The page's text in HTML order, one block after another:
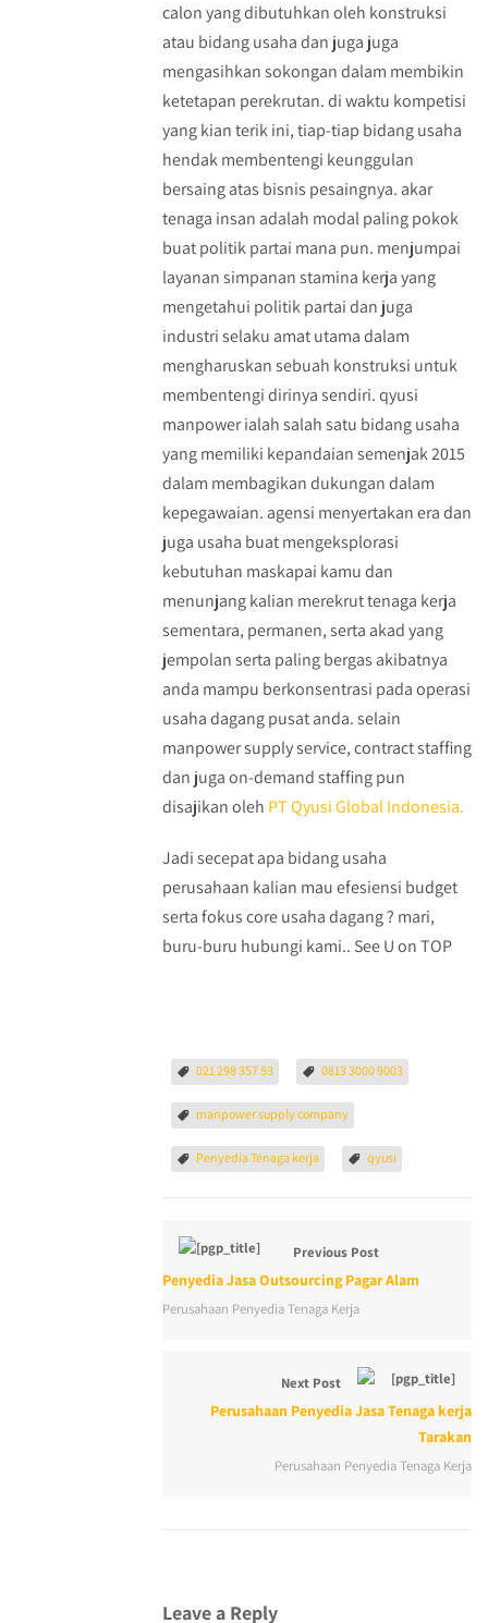
calon yang dibutuhkan oleh konstruksi
atau bidang usaha dan juga juga
mengasihkan sokongan dalam membikin
ketetapan perekrutan. di waktu kompetisi
yang kian terik ini, tiap-tiap bidang usaha
hendak membentengi keunggulan
bersaing atas bisnis pesaingnya. akar
tenaga insan adalah modal paling pokok
buat politik partai mana pun. menjumpai
layanan simpanan stamina kerja yang
mengetahui politik partai dan juga
industri selaku amat utama dalam
mengharuskan sebuah konstruksi untuk
membentengi dirinya sendiri. qyusi
manpower ialah salah satu bidang usaha
yang memiliki kepandaian semenjak 2015
dalam membagikan dukungan dalam
kepegawaian. agensi menyertakan era dan
juga usaha buat mengeksplorasi
kebutuhan maskapai kamu dan
menunjang kalian merekrut tenaga kerja
sementara, permanen, serta akad yang
jempolan serta paling bergas akibatnya
anda mampu berkonsentrasi pada operasi
usaha dagang pusat anda. selain
manpower supply service, contract staffing
dan juga on-demand staffing pun
disajikan oleh PT Qyusi Global Indonesia.
Jadi secepat apa bidang usaha
perusahaan kalian mau efesiensi budget
serta fokus core usaha dagang ? mari,
buru-buru hubungi kami.. See U on TOP
021 298 357 53 0813 3000 9003
manpower supply company
Penyedia Tenaga kerja qyusi
Previous Post
Penyedia Jasa Outsourcing Pagar Alam
Perusahaan Penyedia Tenaga Kerja
Next Post
Perusahaan Penyedia Jasa Tenaga kerja
Tarakan
Perusahaan Penyedia Tenaga Kerja
Leave a Reply